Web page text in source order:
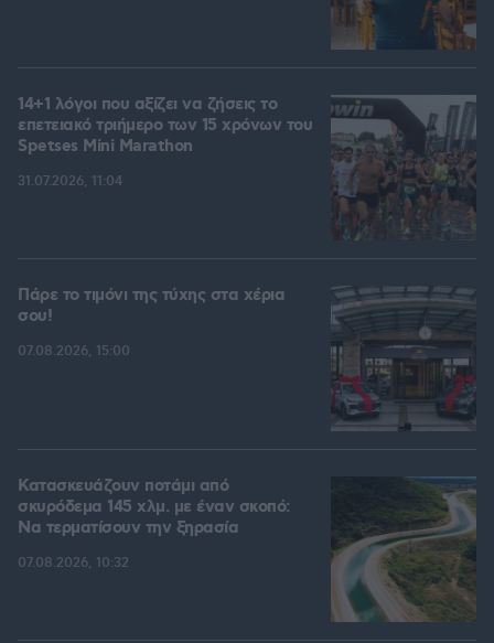
14+1 λόγοι που αξίζει να ζήσεις το
επετειακό τριήμερο των 15 χρόνων του
Spetses Mini Marathon
31.07.2026, 11:04
Πάρε το τιμόνι της τύχης στα χέρια
σου!
07.08.2026, 15:00
Κατασκευάζουν ποτάμι από
σκυρόδεμα 145 χλμ. με έναν σκοπό:
Να τερματίσουν την ξηρασία
07.08.2026, 10:32